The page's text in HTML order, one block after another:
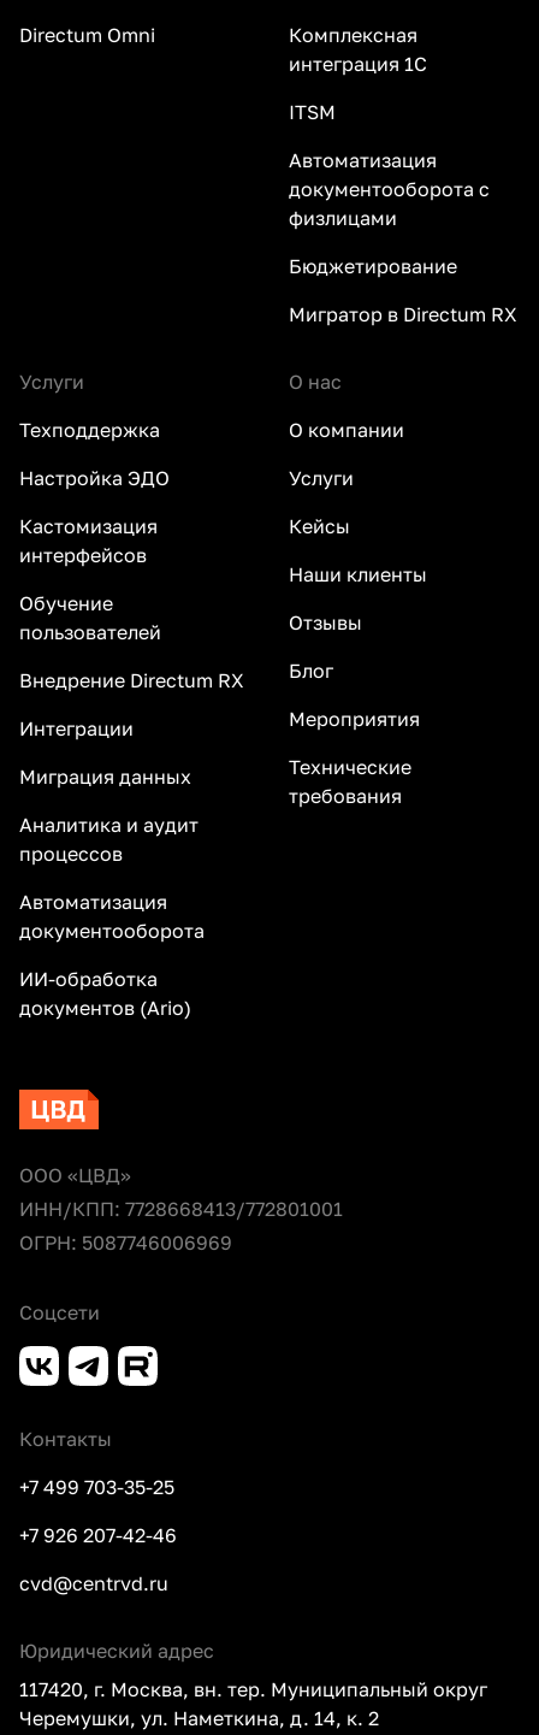
Directum Omni
Комплексная
интеграция 1С
ITSM
Автоматизация
документооборота с
физлицами
Бюджетирование
Мигратор в Directum RX
Услуги
Техподдержка
Настройка ЭДО
Кастомизация
интерфейсов
Обучение
пользователей
Внедрение Directum RX
Интеграции
Миграция данных
Аналитика и аудит
процессов
Автоматизация
документооборота
ИИ-обработка
документов (Ario)
О нас
О компании
Услуги
Кейсы
Наши клиенты
Отзывы
Блог
Мероприятия
Технические
требования
ООО «ЦВД»
ИНН/КПП: 7728668413/772801001
ОГРН: 5087746006969
Соцсети
Контакты
+7 499 703-35-25
+7 926 207-42-46
cvd@centrvd.ru
Юридический адрес
117420, г. Москва, вн. тер. Муниципальный округ
Черемушки, ул. Наметкина, д. 14, к. 2